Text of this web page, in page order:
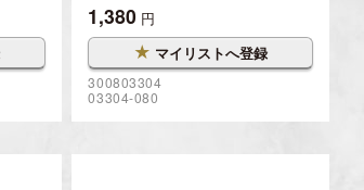
1,380 円
★ マイリストへ登録
300803304
03304-080